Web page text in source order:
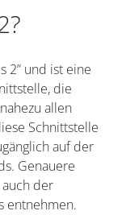
2” und ist eine
die
allen
Schnittstelle
auf der
Genauere
der
entnehmen.